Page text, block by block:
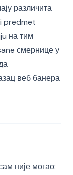
различита
predmet
на тим
смернице у
веб банера
није могао: